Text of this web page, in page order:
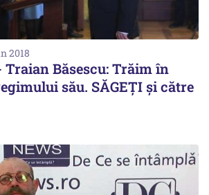
2018
Băsescu: Trăim în
său. SĂGEȚI și către